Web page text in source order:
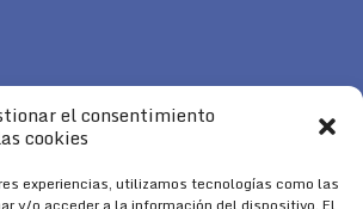
el consentimiento
cookies
experiencias, utilizamos tecnologías como las